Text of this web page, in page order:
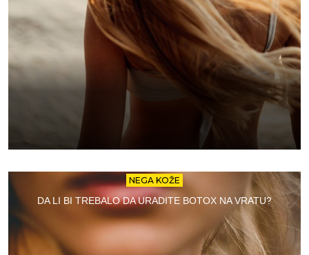
NEGA KOŽE
DA LI BI TREBALO DA URADITE BOTOX NA VRATU?